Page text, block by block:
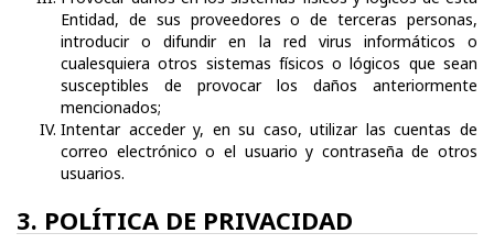
Entidad, de sus proveedores o de terceras personas,
introducir o difundir en la red virus informáticos o
cualesquiera otros sistemas físicos o lógicos que sean
susceptibles de provocar los daños anteriormente
mencionados;
Intentar acceder y, en su caso, utilizar las cuentas de
correo electrónico o el usuario y contraseña de otros
usuarios.
3. POLÍTICA DE PRIVACIDAD